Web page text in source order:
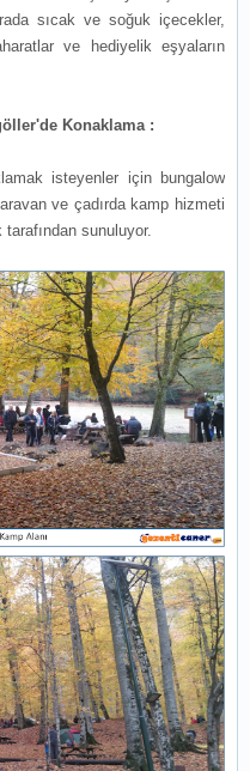
sıcak ve soğuk içecekler,
ve hediyelik eşyaların
Konaklama :
isteyenler için bungalow
ve çadırda kamp hizmeti
tarafından sunuluyor.